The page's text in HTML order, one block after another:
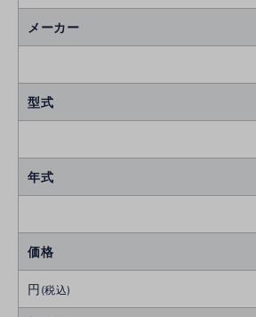
メーカー
型式
年式
価格
円 (税込)